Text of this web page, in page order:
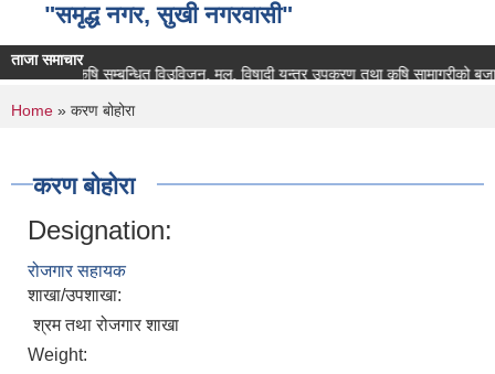
"समृद्ध नगर, सुखी नगरवासी"
ताजा समाचार
कृषि सम्बन्धित विउविजन, मल, विषादी यन्त्र उपकरण तथा कृषि सामाग्रीको बजार
You are here
Home » करण बोहोरा
करण बोहोरा
Designation:
रोजगार सहायक
शाखा/उपशाखा:
श्रम तथा रोजगार शाखा
Weight: